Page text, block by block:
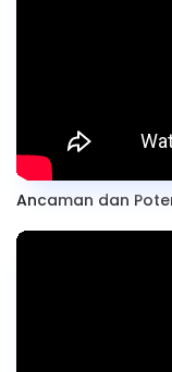
Ancaman dan